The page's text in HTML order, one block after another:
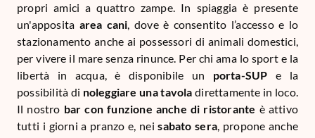
propri amici a quattro zampe. In spiaggia è presente
un'apposita area cani, dove è consentito l’accesso e lo
stazionamento anche ai possessori di animali domestici,
per vivere il mare senza rinunce. Per chi ama lo sport e la
libertà in acqua, è disponibile un porta-SUP e la
possibilità di noleggiare una tavola direttamente in loco.
Il nostro bar con funzione anche di ristorante è attivo
tutti i giorni a pranzo e, neisabato sera, propone anche